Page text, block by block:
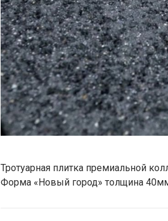
Тротуарная плитка премиальной
Форма «Новый город» толщина